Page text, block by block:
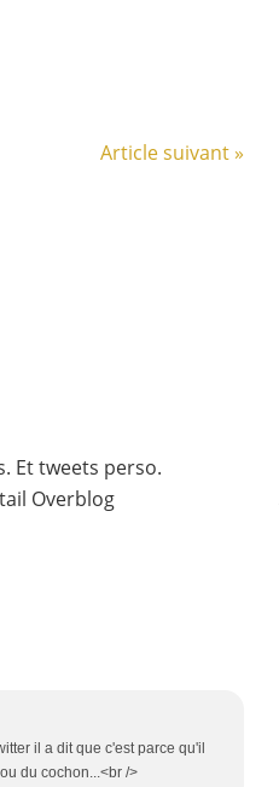
Article suivant »
Et tweets perso.
Overblog
il a dit que c'est parce qu'il
du cochon...<br />